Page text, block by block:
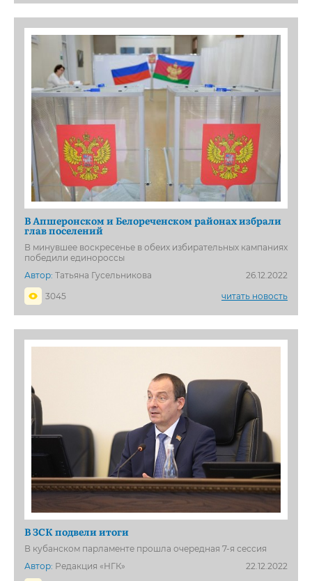
В Апшеронском и Белореченском районах избрали
глав поселений
В минувшее воскресенье в обеих избирательных кампаниях
победили единороссы
Автор: Татьяна Гусельникова
26.12.2022
3045
читать новость
В ЗСК подвели итоги
В кубанском парламенте прошла очередная 7-я сессия
Автор: Редакция «НГК»
22.12.2022